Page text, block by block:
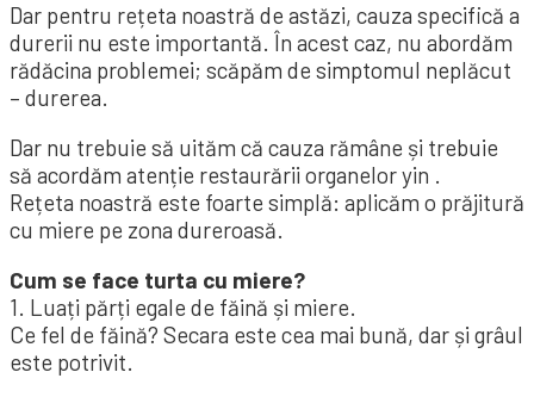
Dar pentru rețeta noastră de astăzi, cauza specifică a
durerii nu este importantă. În acest caz, nu abordăm
rădăcina problemei; scăpăm de simptomul neplăcut
– durerea.
Dar nu trebuie să uităm că cauza rămâne și trebuie
să acordăm atenție restaurării organelor yin .
Rețeta noastră este foarte simplă: aplicăm o prăjitură
cu miere pe zona dureroasă.
Cum se face turta cu miere?
1. Luați părți egale de făină și miere.
Ce fel de făină? Secara este cea mai bună, dar și grâul
este potrivit.